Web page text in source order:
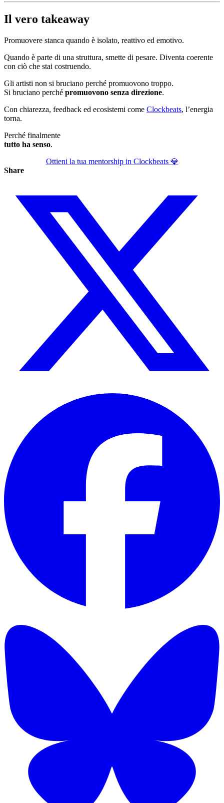
Il vero takeaway
Promuovere stanca quando è isolato, reattivo ed emotivo.
Quando è parte di una struttura, smette di pesare. Diventa coerente
con ciò che stai costruendo.
Gli artisti non si bruciano perché promuovono troppo.
Si bruciano perché promuovono senza direzione.
Con chiarezza, feedback ed ecosistemi come Clockbeats, l’energia
torna.
Perché finalmente
tutto ha senso.
Ottieni la tua mentorship in Clockbeats 💎
Share